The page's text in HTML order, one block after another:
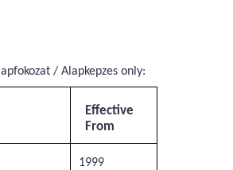
/ Alapkepzes only:
Effective
From
1999